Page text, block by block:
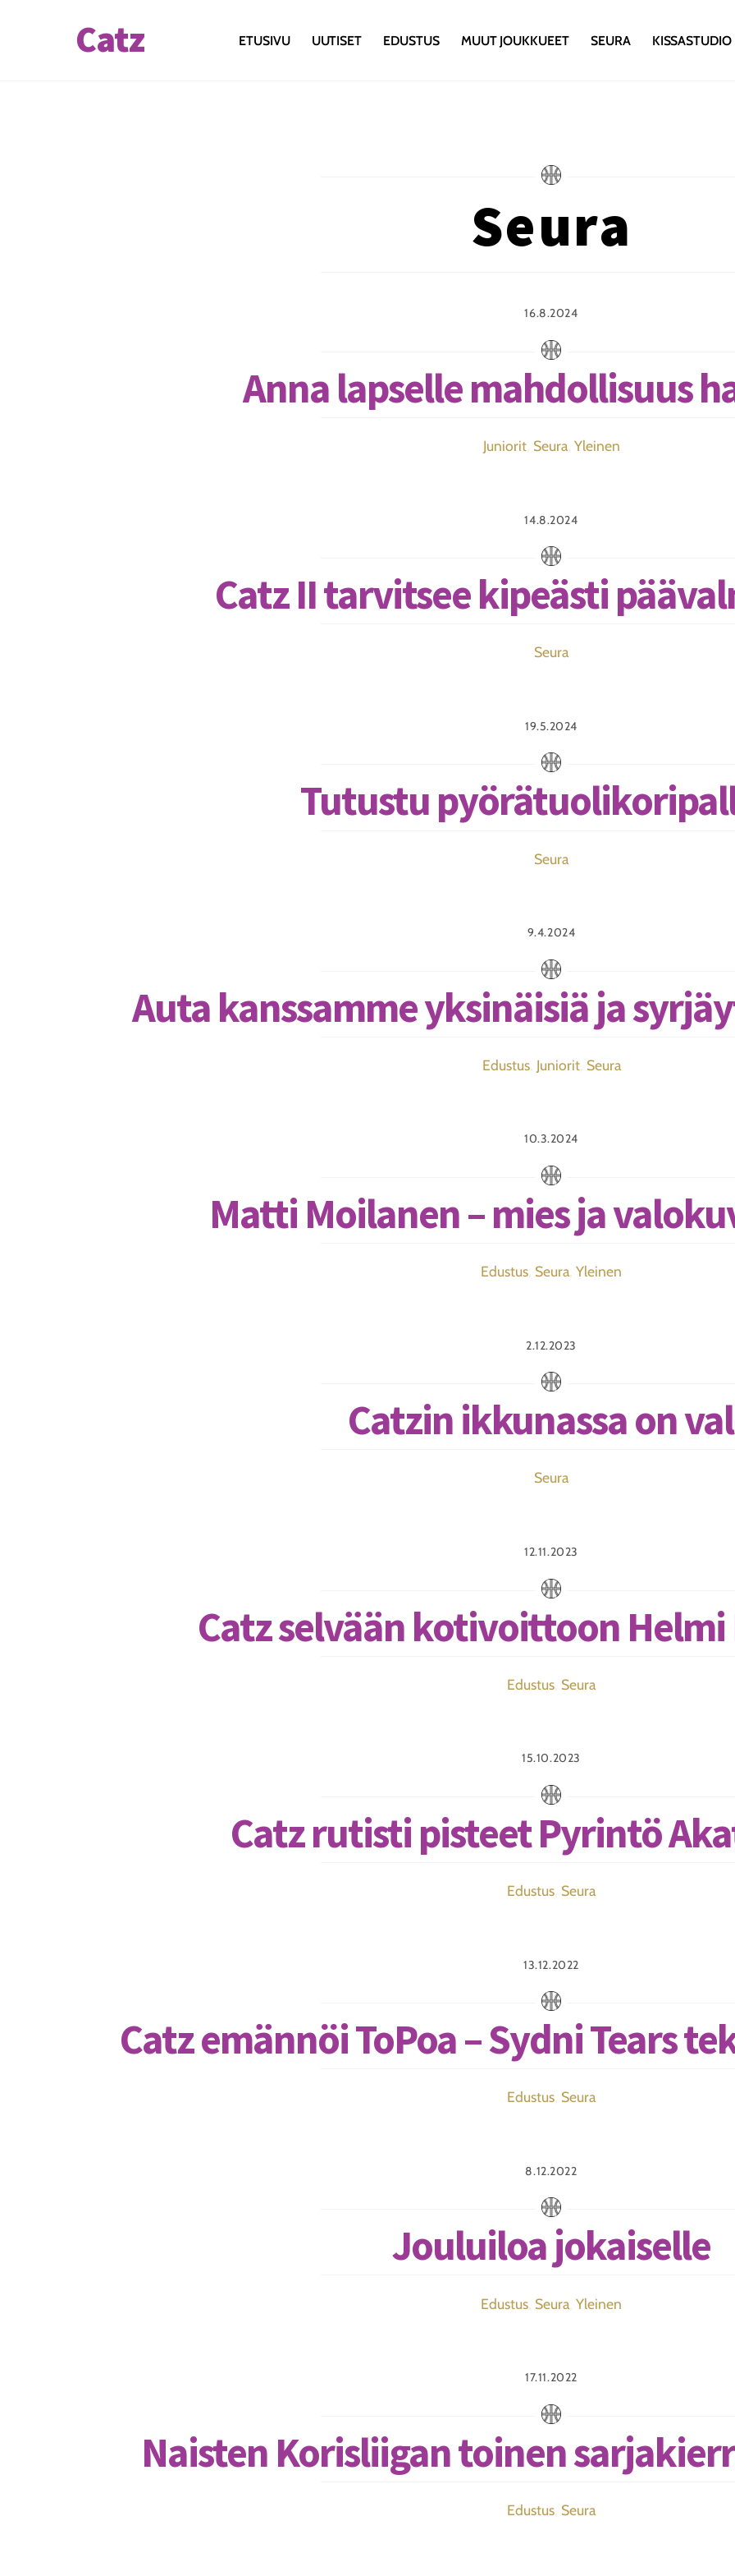
Catz ETUSIVU UUTISET EDUSTUS MUUT JOUKKUEET SEURA KISSASTUDIO
Seura
16.8.2024
Anna lapselle mahdollisuus
Juniorit, Seura, Yleinen
14.8.2024
Catz II tarvitsee kipeästi
Seura
19.5.2024
Tutustu
Seura
9.4.2024
Auta kanssamme yksinäisiä ja
Edustus, Juniorit, Seura
10.3.2024
Matti Moilanen – mies ja
Edustus Seura Yleinen
2.12.2023
Catzin ikkunassa on
Seura
12.11.2023
Catz selvään kotivoittoon
Edustus Seura
15.10.2023
Catz rutisti pisteet Pyrintö
Edustus Seura
13.12.2022
Catz emännöi ToPoa – Sydni Tears
Edustus Seura
8.12.2022
Jouluiloa jokaiselle
Edustus Seura Yleinen
17.11.2022
Naisten Korisliigan toinen
Edustus Seura